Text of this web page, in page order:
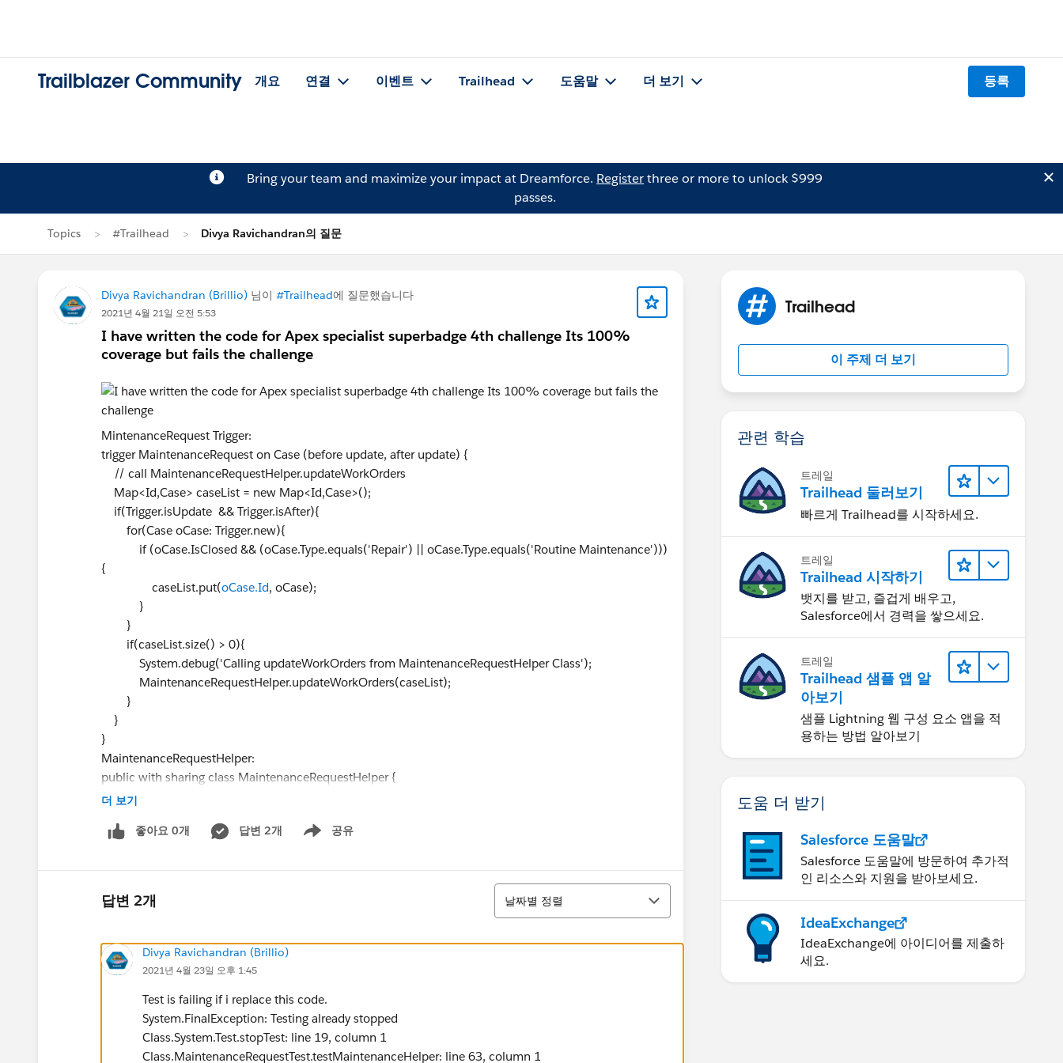
Trailblazer Community 개요 연결 이벤트 Trailhead 도움말 더 보기 등록
Bring your team and maximize your impact at Dreamforce. Registerthree or more to unlock $999
passes.
Topics #Trailhead Divya Ravichandran의 질문
Divya Ravichandran (Brillio) 님이 #Trailhead에 질문했습니다
2021년 4월 21일 오전 5:53
I have written the code for Apex specialist superbadge 4th challenge Its 100%
coverage but fails the challenge
MintenanceRequest Trigger:
trigger MaintenanceRequest on Case (before update, after update) {
// call MaintenanceRequestHelper.updateWorkOrders
Map<Id,Case> caseList = new Map<Id,Case>();
if(Trigger.isUpdate && Trigger.isAfter){
for(Case oCase: Trigger.new){
if (oCase.IsClosed && (oCase.Type.equals('Repair') || oCase.Type.equals('Routine Maintenance')))
{
caseList.put(oCase.Id, oCase);
}
}
if(caseList.size() > 0){
System.debug('Calling updateWorkOrders from MaintenanceRequestHelper Class');
MaintenanceRequestHelper.updateWorkOrders(caseList);
}
}
}
MaintenanceRequestHelper:
public with sharing class MaintenanceRequestHelper {
public static void updateWorkOrders(Map<Id,Case>applicableCases) {
System.debug('*******Inside MaintenanceRequestHelper Class*******');
List<Case> newCaseList = new List<Case>();
List<Product2> listProduct = [select Id, Maintenance_Cycle__c from Product2];
for (Product2 p : listProduct) {
if(p.Maintenance_Cycle__c != null){
mapProduct.put(
for(Case a: applicableCases.values()){
더 보기
좋아요 0개 답변 2개 공유
Show menu
답변 2개
정렬
날짜별 정렬
Divya Ravichandran (Brillio)
2021년 4월 23일 오후 1:45
Test is failing if i replace this code.
System.FinalException: Testing already stopped
Class.System.Test.stopTest: line 19, column 1
Class.MaintenanceRequestTest.testMaintenanceHelper: line 63, column 1
Trailhead
이 주제 더 보기
관련 학습
트레일
Trailhead 둘러보기
빠르게 Trailhead를 시작하세요.
트레일
Trailhead 시작하기
뱃지를 받고, 즐겁게 배우고,
Salesforce에서 경력을 쌓으세요.
트레일
Trailhead 샘플 앱 알
아보기
샘플 Lightning 웹 구성 요소 앱을 적
용하는 방법 알아보기
도움 더 받기
Salesforce 도움말
Salesforce 도움말에 방문하여 추가적
인 리소스와 지원을 받아보세요.
IdeaExchange
IdeaExchange에 아이디어를 제출하
세요.